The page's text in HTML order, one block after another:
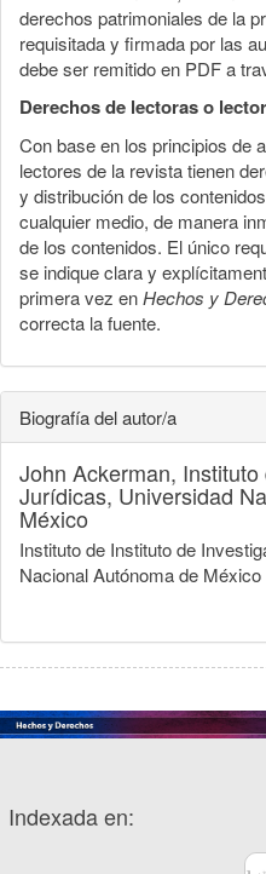
derechos patrimoniales de la
requisitada y firmada por las
debe ser remitido en PDF a
Derechos de lectoras o
Con base en los principios de
lectores de la revista tienen
y distribución de los
cualquier medio, de manera
de los contenidos. El único
se indique clara y
primera vez enHechos y
correcta la fuente.
Biografía del autor/a
John Ackerman,
Jurídicas, Universidad
México
Instituto de Instituto de
Nacional Autónoma de México
Indexada en: